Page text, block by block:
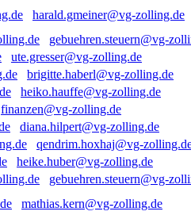
harald.gmeiner@vg-zolling.de
gebuehren.steuern@vg-
ute.gresser@vg-zolling.de
brigitte.haberl@vg-zolling.de
heiko.hauffe@vg-zolling.de
finanzen@vg-zolling.de
diana.hilpert@vg-zolling.de
qendrim.hoxhaj@vg-
heike.huber@vg-zolling.de
gebuehren.steuern@vg-
mathias.kern@vg-zolling.de